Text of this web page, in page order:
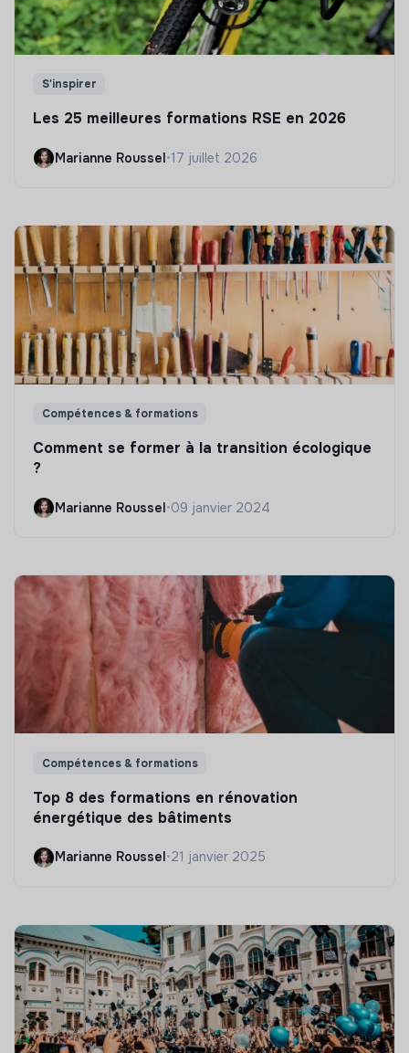
S'inspirer
Les 25 meilleures formations RSE en 2026
Marianne Roussel•17 juillet 2026
Compétences & formations
Comment se former à la transition écologique
?
Marianne Roussel•09 janvier 2024
Compétences & formations
Top 8 des formations en rénovation
énergétique des bâtiments
Marianne Roussel•21 janvier 2025